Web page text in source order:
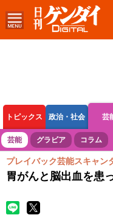
トピックス 政治・社会 芸
ボートレース 競輪 オー
芸能 グラビア コラム
プレイバック芸能スキャン
胃がんと脳出血を患